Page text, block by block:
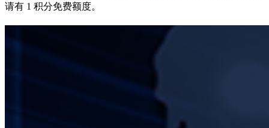
请有 1 积分免费额度。